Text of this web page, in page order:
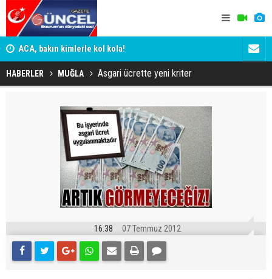
ACA, bakın kimlerle kol kola!
HABERLER MUĞLA Asgari ücrette yeni kriter
16:38 07 Temmuz 2012